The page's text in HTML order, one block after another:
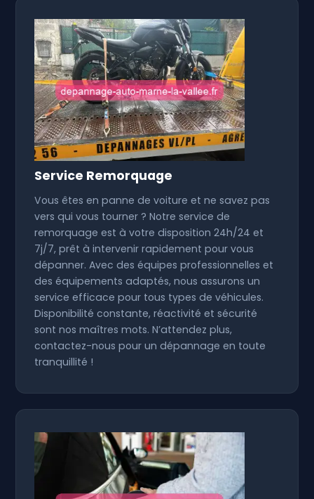
Service Remorquage
Vous êtes en panne de voiture et ne savez pas
vers qui vous tourner ? Notre service de
remorquage est à votre disposition 24h/24 et
7j/7, prêt à intervenir rapidement pour vous
dépanner. Avec des équipes professionnelles et
des équipements adaptés, nous assurons un
service efficace pour tous types de véhicules.
Disponibilité constante, réactivité et sécurité
sont nos maîtres mots. N’attendez plus,
contactez-nous pour un dépannage en toute
tranquillité !